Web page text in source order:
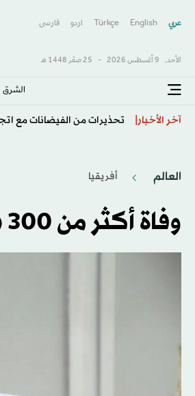
عربي English
Türkçe اردو فارسى
الأحد, 9 أغسطس 2026 - 25 صفَر 1448 هـ
الشرق
آخر الأخبار تحذيرات من الفيضانات مع
العالم أفريقيا
وفاة أكثر من 300 شخص في أنغولا جراء تفشي الكوليرا